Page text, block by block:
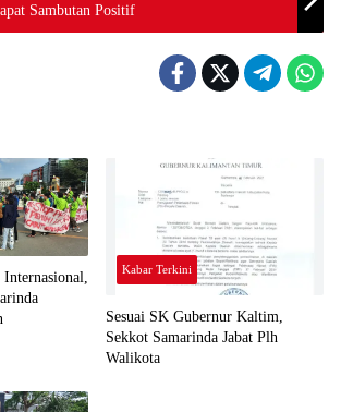
Sambutan Positif
Kabar Terkini
Sesuai SK Gubernur Kaltim,
Sekkot Samarinda Jabat Plh
Walikota